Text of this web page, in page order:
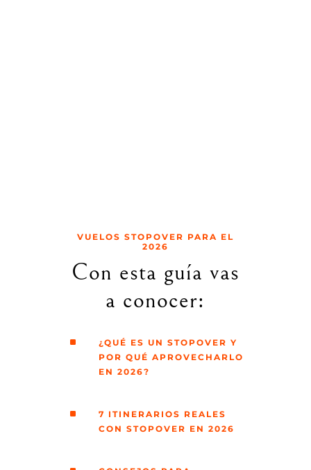
VUELOS STOPOVER PARA EL
2026
Con esta guía vas
a conocer:
^
¿QUÉ ES UN STOPOVER Y
POR QUÉ APROVECHARLO
EN 2026?
^
7 ITINERARIOS REALES
CON STOPOVER EN 2026